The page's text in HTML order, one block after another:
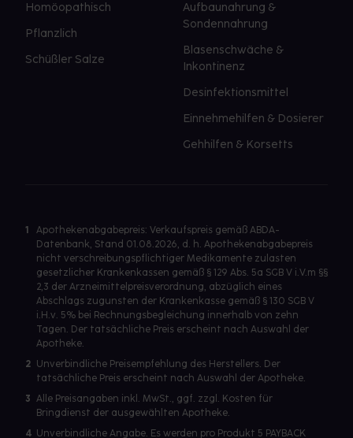
Homöopathisch
Pflanzlich
Schüßler Salze
Aufbaunahrung &
Sondennahrung
Blasenschwäche &
Inkontinenz
Desinfektionsmittel
Einnehmehilfen & Dosierer
Gehhilfen & Korsetts
1
Apothekenabgabepreis: Verkaufspreis gemäß ABDA-
Datenbank, Stand 01.08.2026, d. h. Apothekenabgabepreis
nicht verschreibungspflichtiger Medikamente zulasten
gesetzlicher Krankenkassen gemäß § 129 Abs. 5a SGB V i.V.m §§
2,3 der Arzneimittelpreisverordnung, abzüglich eines
Abschlags zugunsten der Krankenkasse gemäß § 130 SGB V
i.H.v. 5% bei Rechnungsbegleichung innerhalb von zehn
Tagen. Der tatsächliche Preis erscheint nach Auswahl der
Apotheke.
2 Unverbindliche Preisempfehlung des Herstellers. Der
tatsächliche Preis erscheint nach Auswahl der Apotheke.
3 Alle Preisangaben inkl. MwSt., ggf. zzgl. Kosten für
Bringdienst der ausgewählten Apotheke.
4 Unverbindliche Angabe. Es werden pro Produkt 5 PAYBACK